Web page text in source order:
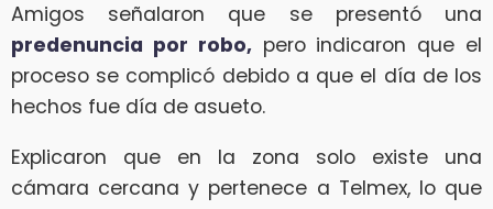
Amigos señalaron que se presentó una
predenuncia por robo,pero indicaron que el
proceso se complicó debido a que el día de los
hechos fue día de asueto.
Explicaron que en la zona solo existe una
cámara cercana y pertenece a Telmex, lo que